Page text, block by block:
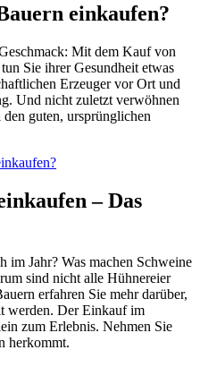
einkaufen?
Mit dem Kauf von
Sie ihrer Gesundheit etwas
Erzeuger vor Ort und
Und nicht zuletzt verwöhnen
guten, ursprünglichen
– Das
Jahr? Was machen Schweine
sind nicht alle Hühnereier
erfahren Sie mehr darüber,
werden. Der Einkauf im
zum Erlebnis. Nehmen Sie
herkommt.